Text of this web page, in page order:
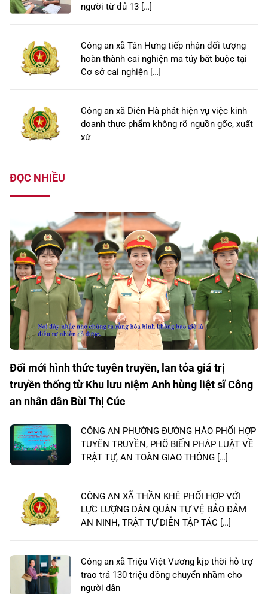
người từ đủ 13 […]
Công an xã Tân Hưng tiếp nhận đối tượng
hoàn thành cai nghiện ma túy bắt buộc tại
Cơ sở cai nghiện […]
Công an xã Diên Hà phát hiện vụ việc kinh
doanh thực phẩm không rõ nguồn gốc, xuất
xứ
ĐỌC NHIỀU
Đổi mới hình thức tuyên truyền, lan tỏa giá trị
truyền thống từ Khu lưu niệm Anh hùng liệt sĩ Công
an nhân dân Bùi Thị Cúc
CÔNG AN PHƯỜNG ĐƯỜNG HÀO PHỐI HỢP
TUYÊN TRUYỀN, PHỔ BIẾN PHÁP LUẬT VỀ
TRẬT TỰ, AN TOÀN GIAO THÔNG […]
CÔNG AN XÃ THẦN KHÊ PHỐI HỢP VỚI
LỰC LƯỢNG DÂN QUÂN TỰ VỆ BẢO ĐẢM
AN NINH, TRẬT TỰ DIỄN TẬP TÁC […]
Công an xã Triệu Việt Vương kịp thời hỗ trợ
trao trả 130 triệu đồng chuyển nhầm cho
người dân